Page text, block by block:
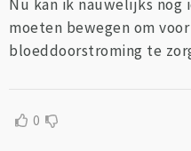
Nu kan ik nauwelijks
moeten bewegen om
bloeddoorstroming te
0